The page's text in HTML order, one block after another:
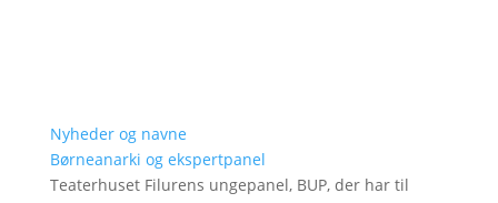
Nyheder og navne
Børneanarki og ekspertpanel
Teaterhuset Filurens ungepanel, BUP, der har til